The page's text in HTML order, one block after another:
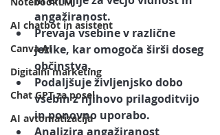
AI chatbot in asistent
Canva AI
Digitalni marketing
Chat GPT za posel
AI avtomatizacija
angažiranost.
Prevaja vsebine v različne
jezike, kar omogoča širši doseg
občinstva.
Podaljšuje življenjsko dobo
vsebin z njihovo prilagoditvijo
in ponovno uporabo.
Analizira angažiranost